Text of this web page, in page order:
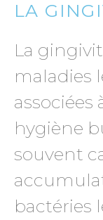
LA
La
maladies
associées
hygiène
souvent
bactéries